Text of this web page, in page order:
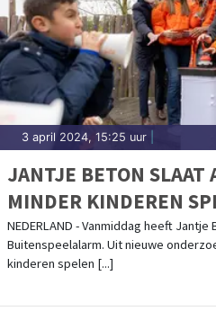
3 april 2024, 15:25 uur
JANTJE BETON SLAAT
MINDER KINDEREN
NEDERLAND - Vanmiddag heeft
Buitenspeelalarm. Uit nieuwe
kinderen spelen [...]